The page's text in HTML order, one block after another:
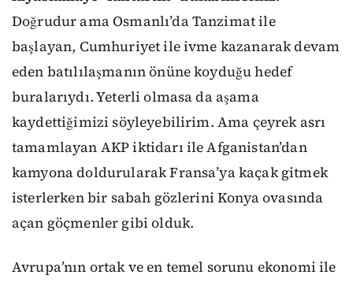
Doğrudur ama Osmanlı’da Tanzimat ile
başlayan, Cumhuriyet ile ivme kazanarak devam
eden batılılaşmanın önüne koyduğu hedef
buralarıydı. Yeterli olmasa da aşama
kaydettiğimizi söyleyebilirim. Ama çeyrek asrı
tamamlayan AKP iktidarı ile Afganistan’dan
kamyona doldurularak Fransa’ya kaçak gitmek
isterlerken bir sabah gözlerini Konya ovasında
açan göçmenler gibi olduk.
Avrupa’nın ortak ve en temel sorunu ekonomi ile